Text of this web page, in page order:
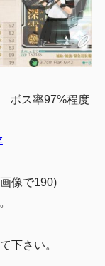
ボス率97%程度
像で190)
下さい。